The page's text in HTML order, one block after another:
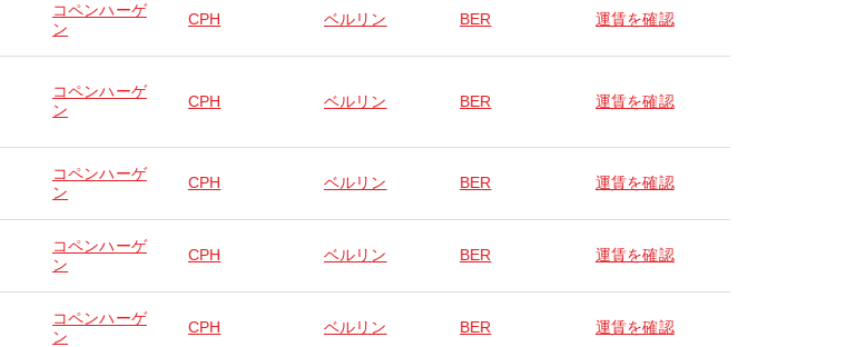
コペンハーゲ
ン
CPH ベルリン BER 運賃を確認
コペンハーゲ
ン
CPH ベルリン BER 運賃を確認
コペンハーゲ
ン
CPH ベルリン BER 運賃を確認
コペンハーゲ
ン
CPH ベルリン BER 運賃を確認
コペンハーゲ
ン
CPH ベルリン BER 運賃を確認